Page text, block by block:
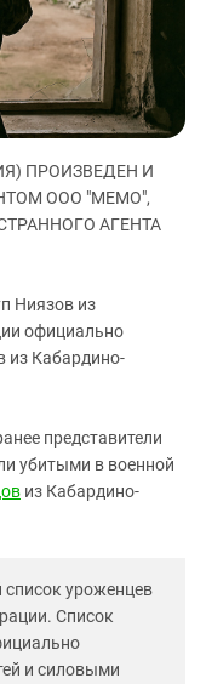
В ЧЕЧНЕ
АКТИВИСТОВ
И ПРОТЕСТЫ
ПРОИЗВЕДЕН И
ООО "МЕМО",
АГЕНТА
Ниязов из
официально
из Кабардино-
представители
убитыми в военной
из Кабардино-
список уроженцев
Список
и силовыми